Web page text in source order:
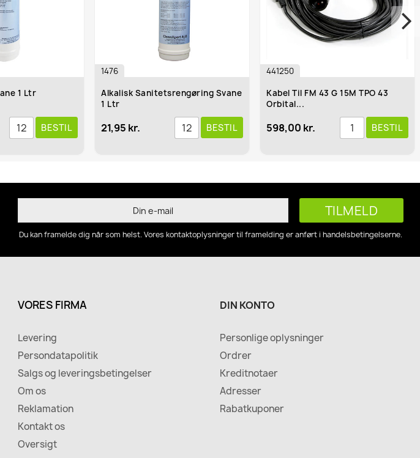
BESTIL
Alkalisk Sanitetsrengøring Svane
21,95 kr. BESTIL
Kabel Til FM 43 G 15M TPO 43
Orbital...
598,00 kr. BESTIL
Du kan framelde dig når som helst. Vores kontaktoplysninger til framelding er anført i handelsbetingelserne.
VORES FIRMA
Levering
Persondatapolitik
Salgs og leveringsbetingelser
Om os
Reklamation
Kontakt os
Oversigt
DIN KONTO
Personlige oplysninger
Ordrer
Kreditnotaer
Adresser
Rabatkuponer